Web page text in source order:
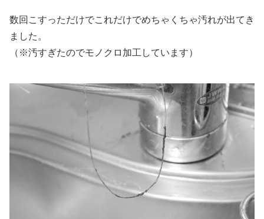
数回こすっただけでこれだけでめちゃくちゃ汚れが出てき
ました。
（※汚すぎたのでモノクロ加工しています）